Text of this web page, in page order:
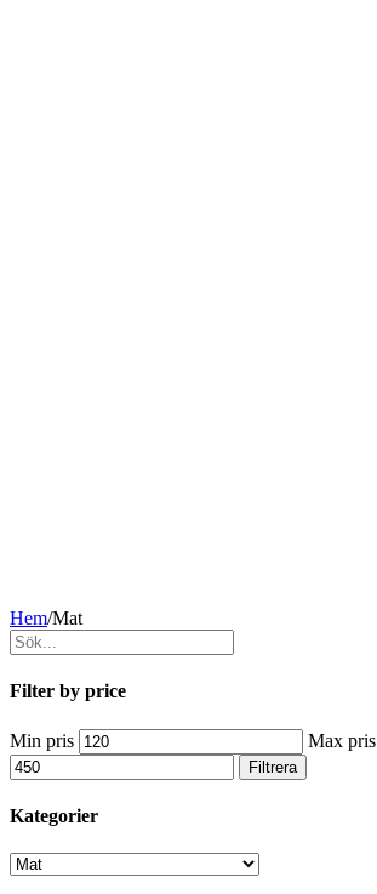
Hem/Mat
Filter by price
Min pris Max pris
Filtrera
Kategorier